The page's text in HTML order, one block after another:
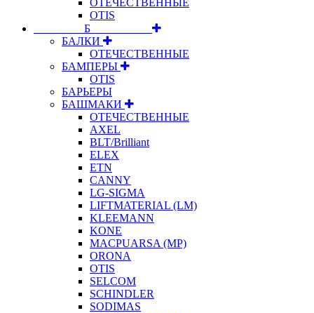
OTIS
⠀⠀⠀⠀⠀⠀Б⠀⠀⠀⠀⠀⠀⠀
БАЛКИ
ОТЕЧЕСТВЕННЫЕ
БАМПЕРЫ
OTIS
БАРЬЕРЫ
БАШМАКИ
ОТЕЧЕСТВЕННЫЕ
AXEL
BLT/Brilliant
ELEX
ETN
CANNY
LG-SIGMA
LIFTMATERIAL (LM)
KLEEMANN
KONE
MACPUARSA (MP)
ORONA
OTIS
SELCOM
SCHINDLER
SODIMAS